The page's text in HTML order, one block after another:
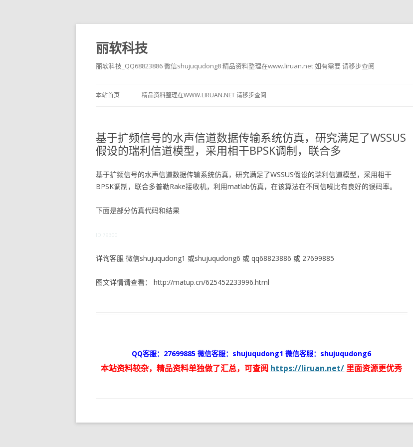
丽软科技
丽软科技_QQ68823886 微信shujuqudong8 精品资料整理在www.liruan.net 如有需要 请移步查阅
本站首页 精品资料整理在WWW.LIRUAN.NET 请移步查阅
基于扩频信号的水声信道数据传输系统仿真，研究满足了WSSUS
假设的瑞利信道模型，采用相干BPSK调制，联合多
基于扩频信号的水声信道数据传输系统仿真，研究满足了WSSUS假设的瑞利信道模型，采用相干
BPSK调制，联合多普勒Rake接收机，利用matlab仿真，在该算法在不同信噪比有良好的误码率。
下面是部分仿真代码和结果
ID:79300
详询客服 微信shujuqudong1 或shujuqudong6 或 qq68823886 或 27699885
图文详情请查看： http://matup.cn/625452233996.html
QQ客服：27699885 微信客服：shujuqudong1 微信客服：shujuqudong6
本站资料较杂，精品资料单独做了汇总，可查阅 https://liruan.net/ 里面资源更优秀